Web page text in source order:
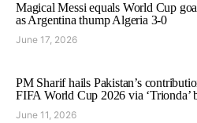
Magical Messi equals World Cup
as Argentina thump Algeria 3-0
June 17, 2026
PM Sharif hails Pakistan’s
FIFA World Cup 2026 via ‘Trionda’
June 11, 2026